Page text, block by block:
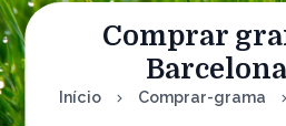
Comprar
Início Comprar-grama